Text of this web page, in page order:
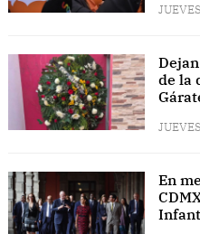
de la
En